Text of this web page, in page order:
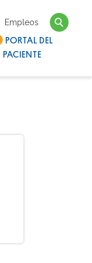
Empleos Search
PORTAL DEL
PACIENTE